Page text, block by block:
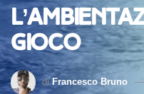
gioco
di Francesco Bruno